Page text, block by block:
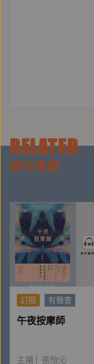
RELATED
猜你喜歡
訂閱 有聲書
午夜按摩師
主播
張怡沁